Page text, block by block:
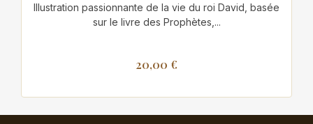
Illustration passionnante de la vie du roi David, basée
sur le livre des Prophètes,...
20,00 €